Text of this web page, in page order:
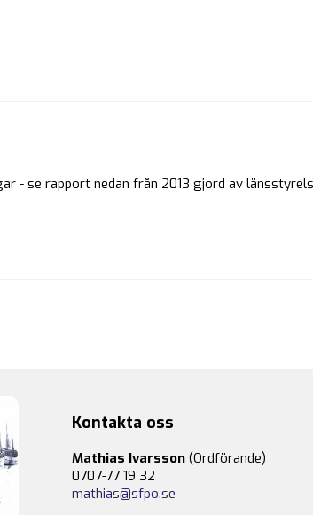
- se rapport nedan från 2013 gjord av
Kontakta oss
Mathias Ivarsson (Ordförande)
0707-77 19 32
mathias@sfpo.se